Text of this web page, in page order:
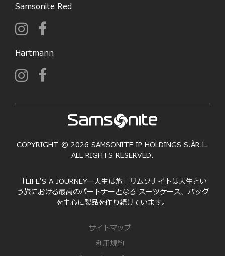
Samsonite Red
Hartmann
COPYRIGHT © 2026 SAMSONITE IP HOLDINGS S.ÀR.L.
ALL RIGHTS RESERVED.
「LIFE'S A JOURNEY―人生は旅」サムソナイトは人生とい
う旅における最高のパートナーとなる スーツケース、バッグ
を中心に製品を作り続けています。
サイトマップ
利用規約